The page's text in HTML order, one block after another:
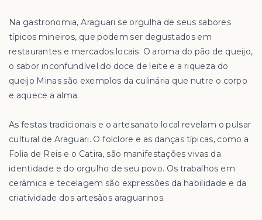
Na gastronomia, Araguari se orgulha de seus sabores
típicos mineiros, que podem ser degustados em
restaurantes e mercados locais. O aroma do pão de queijo,
o sabor inconfundível do doce de leite e a riqueza do
queijo Minas são exemplos da culinária que nutre o corpo
e aquece a alma.
As festas tradicionais e o artesanato local revelam o pulsar
cultural de Araguari. O folclore e as danças típicas, como a
Folia de Reis e o Catira, são manifestações vivas da
identidade e do orgulho de seu povo. Os trabalhos em
cerâmica e tecelagem são expressões da habilidade e da
criatividade dos artesãos araguarinos.